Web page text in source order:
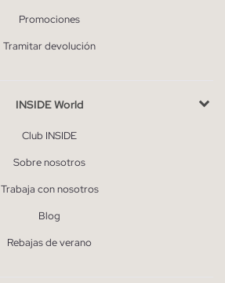
Promociones
Tramitar devolución
INSIDE World
Club INSIDE
Sobre nosotros
Trabaja con nosotros
Blog
Rebajas de verano